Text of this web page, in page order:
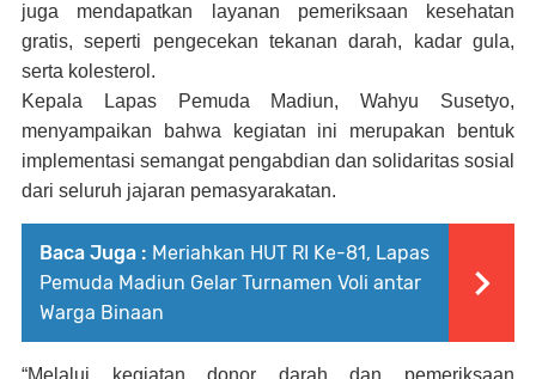
juga mendapatkan layanan pemeriksaan kesehatan
gratis, seperti pengecekan tekanan darah, kadar gula,
serta kolesterol.
Kepala Lapas Pemuda Madiun, Wahyu Susetyo,
menyampaikan bahwa kegiatan ini merupakan bentuk
implementasi semangat pengabdian dan solidaritas sosial
dari seluruh jajaran pemasyarakatan.
Baca Juga : Meriahkan HUT RI Ke-81, Lapas
Pemuda Madiun Gelar Turnamen Voli antar
Warga Binaan